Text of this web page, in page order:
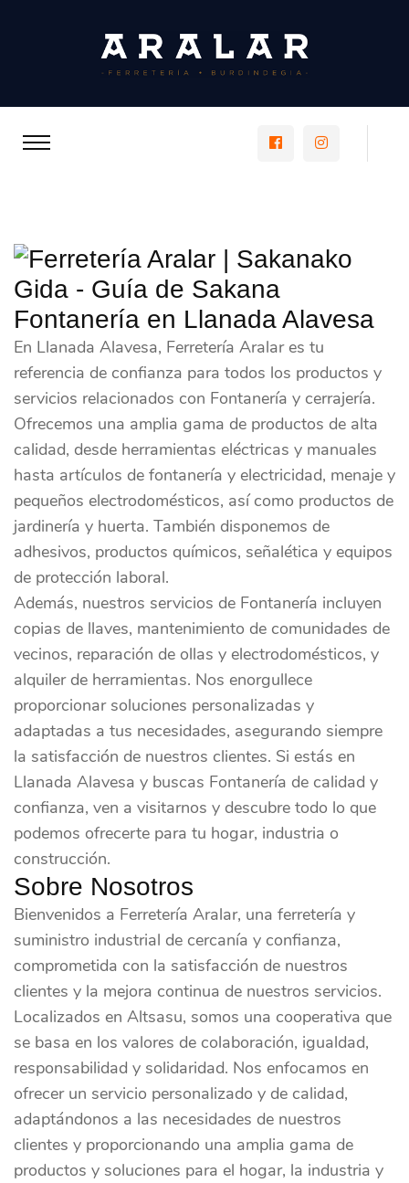
https://https://
Fontanería en Llanada Alavesa
En Llanada Alavesa, Ferretería Aralar es tu
referencia de confianza para todos los productos y
servicios relacionados con Fontanería y cerrajería.
Ofrecemos una amplia gama de productos de alta
calidad, desde herramientas eléctricas y manuales
hasta artículos de fontanería y electricidad, menaje y
pequeños electrodomésticos, así como productos de
jardinería y huerta. También disponemos de
adhesivos, productos químicos, señalética y equipos
de protección laboral.
Además, nuestros servicios de Fontanería incluyen
copias de llaves, mantenimiento de comunidades de
vecinos, reparación de ollas y electrodomésticos, y
alquiler de herramientas. Nos enorgullece
proporcionar soluciones personalizadas y
adaptadas a tus necesidades, asegurando siempre
la satisfacción de nuestros clientes. Si estás en
Llanada Alavesa y buscas Fontanería de calidad y
confianza, ven a visitarnos y descubre todo lo que
podemos ofrecerte para tu hogar, industria o
construcción.
Sobre Nosotros
Bienvenidos a Ferretería Aralar, una ferretería y
suministro industrial de cercanía y confianza,
comprometida con la satisfacción de nuestros
clientes y la mejora continua de nuestros servicios.
Localizados en Altsasu, somos una cooperativa que
se basa en los valores de colaboración, igualdad,
responsabilidad y solidaridad. Nos enfocamos en
ofrecer un servicio personalizado y de calidad,
adaptándonos a las necesidades de nuestros
clientes y proporcionando una amplia gama de
productos y soluciones para el hogar, la industria y